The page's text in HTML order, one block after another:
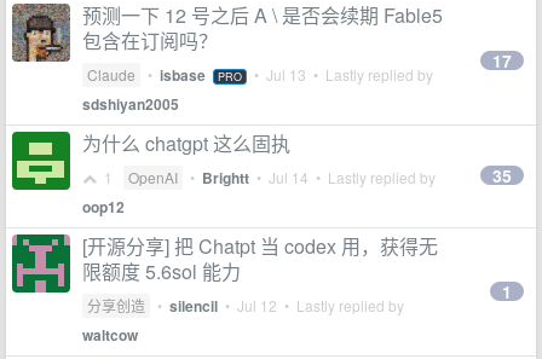
预测一下 12 号之后 A \ 是否会续期 Fable5
包含在订阅吗？
Claude • isbase PRO • Jul 13 • Lastly replied by
sdshiyan2005
17
为什么 chatgpt 这么固执
1 OpenAI • Brightt • Jul 14 • Lastly replied by
oop12
35
[开源分享] 把 Chatpt 当 codex 用，获得无
限额度 5.6sol 能力
分享创造 • silencil • Jul 12 • Lastly replied by
waltcow
1